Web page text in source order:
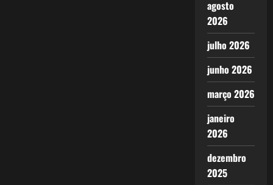
agosto
2026
julho 2026
junho 2026
março 2026
janeiro
2026
dezembro
2025